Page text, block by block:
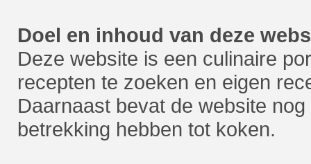
Doel en inhoud van deze
Deze website is een culinaire
recepten te zoeken en eigen
Daarnaast bevat de website
betrekking hebben tot koken.